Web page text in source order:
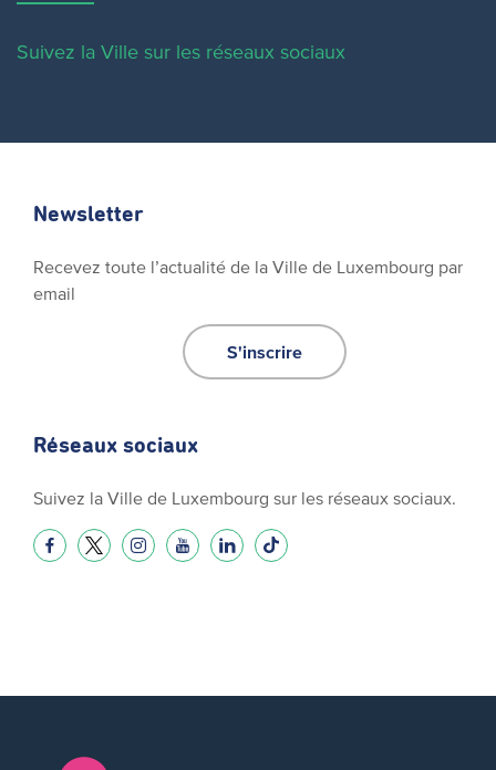
Suivez la Ville sur les réseaux sociaux
Newsletter
Recevez toute l’actualité de la Ville de Luxembourg par
email
S'inscrire
Réseaux sociaux
Suivez la Ville de Luxembourg sur les réseaux sociaux.